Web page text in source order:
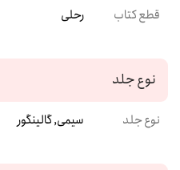
قطع کتاب رحلی
نوع جلد
نوع جلد سیمی, گالینگور